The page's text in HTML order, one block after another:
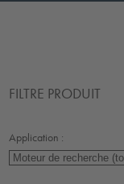
FILTRE PRODUIT
Application :